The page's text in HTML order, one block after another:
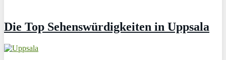
Die Top Sehenswürdigkeiten in Uppsala